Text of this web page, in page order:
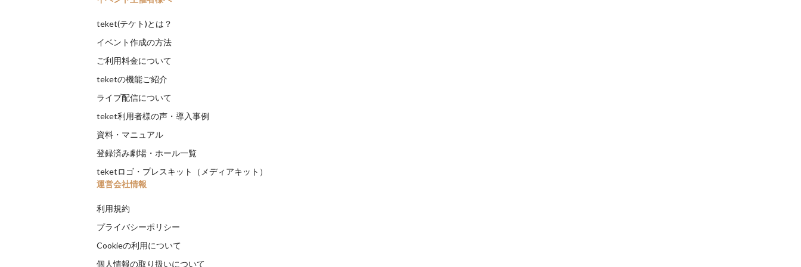
teket(テケト)とは？
イベント作成の方法
ご利用料金について
teketの機能ご紹介
ライブ配信について
teket利用者様の声・導入事例
資料・マニュアル
登録済み劇場・ホール一覧
teketロゴ・プレスキット（メディアキット）
運営会社情報
利用規約
プライバシーポリシー
Cookieの利用について
個人情報の取り扱いについて